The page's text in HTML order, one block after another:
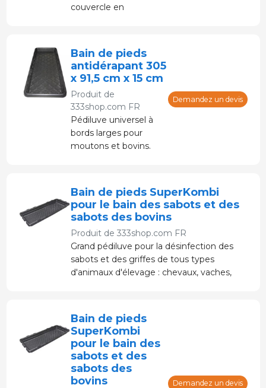
couvercle en
désinfectant.
Bain de pieds
antidérapant 305
x 91,5 cm x 15 cm
Produit de
333shop.com FR
Pédiluve universel à
bords larges pour
moutons et bovins.
Demandez un devis
Bain de pieds SuperKombi
pour le bain des sabots et des
sabots des bovins
Produit de 333shop.com FR
Grand pédiluve pour la désinfection des
sabots et des griffes de tous types
d'animaux d'élevage : chevaux, vaches,
Bain de pieds
SuperKombi
pour le bain des
sabots et des
sabots des
bovins
Demandez un devis